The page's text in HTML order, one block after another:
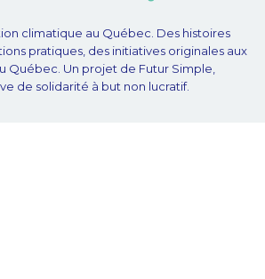
climatique au Québec. Des histoires
pratiques, des initiatives originales aux
Québec. Un projet de Futur Simple,
de solidarité à but non lucratif.